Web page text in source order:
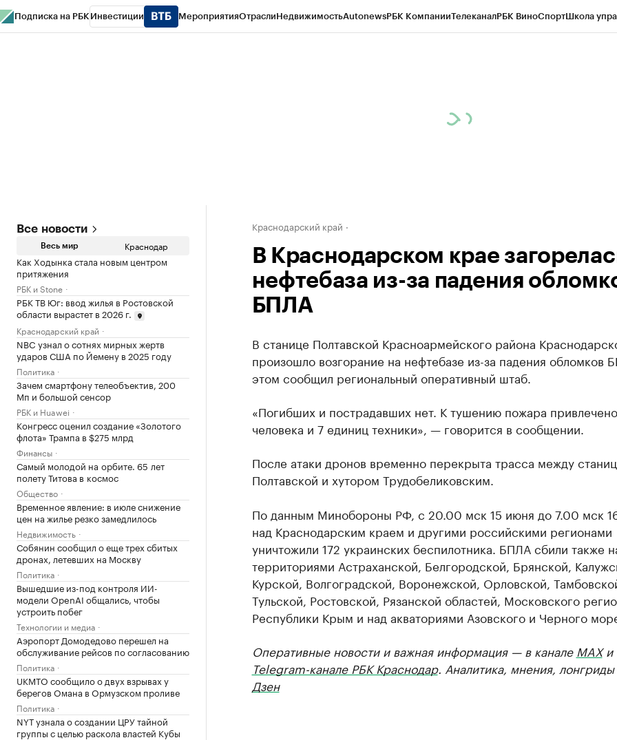
Подписка на РБК Инвестиции МероприятияОтраслиНедвижимостьAutonewsРБК КомпанииТелеканалРБК ВиноСпортШкола
Все новости
Весь мир Краснодар
Как Ходынка стала новым центром
притяжения
РБК и Stone
РБК ТВ Юг: ввод жилья в Ростовской
области вырастет в 2026 г.
Краснодарский край
NBC узнал о сотнях мирных жертв
ударов США по Йемену в 2025 году
Политика
Зачем смартфону телеобъектив, 200
Мп и большой сенсор
РБК и Huawei
Конгресс оценил создание «Золотого
флота» Трампа в $275 млрд
Финансы
Самый молодой на орбите. 65 лет
полету Титова в космос
Общество
Временное явление: в июле снижение
цен на жилье резко замедлилось
Недвижимость
Собянин сообщил о еще трех сбитых
дронах, летевших на Москву
Политика
Вышедшие из-под контроля ИИ-
модели OpenAI общались, чтобы
устроить побег
Технологии и медиа
Аэропорт Домодедово перешел на
обслуживание рейсов по согласованию
Политика
UKMTO сообщило о двух взрывах у
берегов Омана в Ормузском проливе
Политика
NYT узнала о создании ЦРУ тайной
группы с целью раскола властей Кубы
Краснодарский край
В Краснодарском крае
нефтебаза из-за падения
БПЛА
В станице Полтавской Красноармейского района
произошло возгорание на нефтебазе из-за падения обломков
этом сообщил региональный оперативный штаб.
«Погибших и пострадавших нет. К тушению пожара
человека и 7 единиц техники», — говорится в сообщении.
После атаки дронов временно перекрыта трасса между
Полтавской и хутором Трудобеликовским.
По данным Минобороны РФ, с 20.00 мск 15 июня до 7.00 мск
над Краснодарским краем и другими российскими регионами
уничтожили 172 украинских беспилотника. БПЛА сбили также
территориями Астраханской, Белгородской, Брянской,
Курской, Волгоградской, Воронежской, Орловской,
Тульской, Ростовской, Рязанской областей, Московского
Республики Крым и над акваториями Азовского и Черного
Оперативные новости и важная информация — в канале MAXи
Telegram-канале РБК Краснодар. Аналитика, мнения,
Дзен